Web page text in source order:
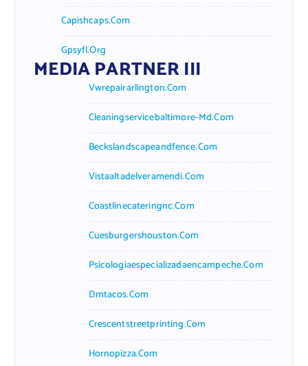
Capishcaps.com
Gpsyfl.org
MEDIA PARTNER III
Vwrepairarlington.com
Cleaningservicebaltimore-Md.com
Beckslandscapeandfence.com
Vistaaltadelveramendi.com
Coastlinecateringnc.com
Cuesburgershouston.com
Psicologiaespecializadaencampeche.com
Dmtacos.com
Crescentstreetprinting.com
Hornopizza.com